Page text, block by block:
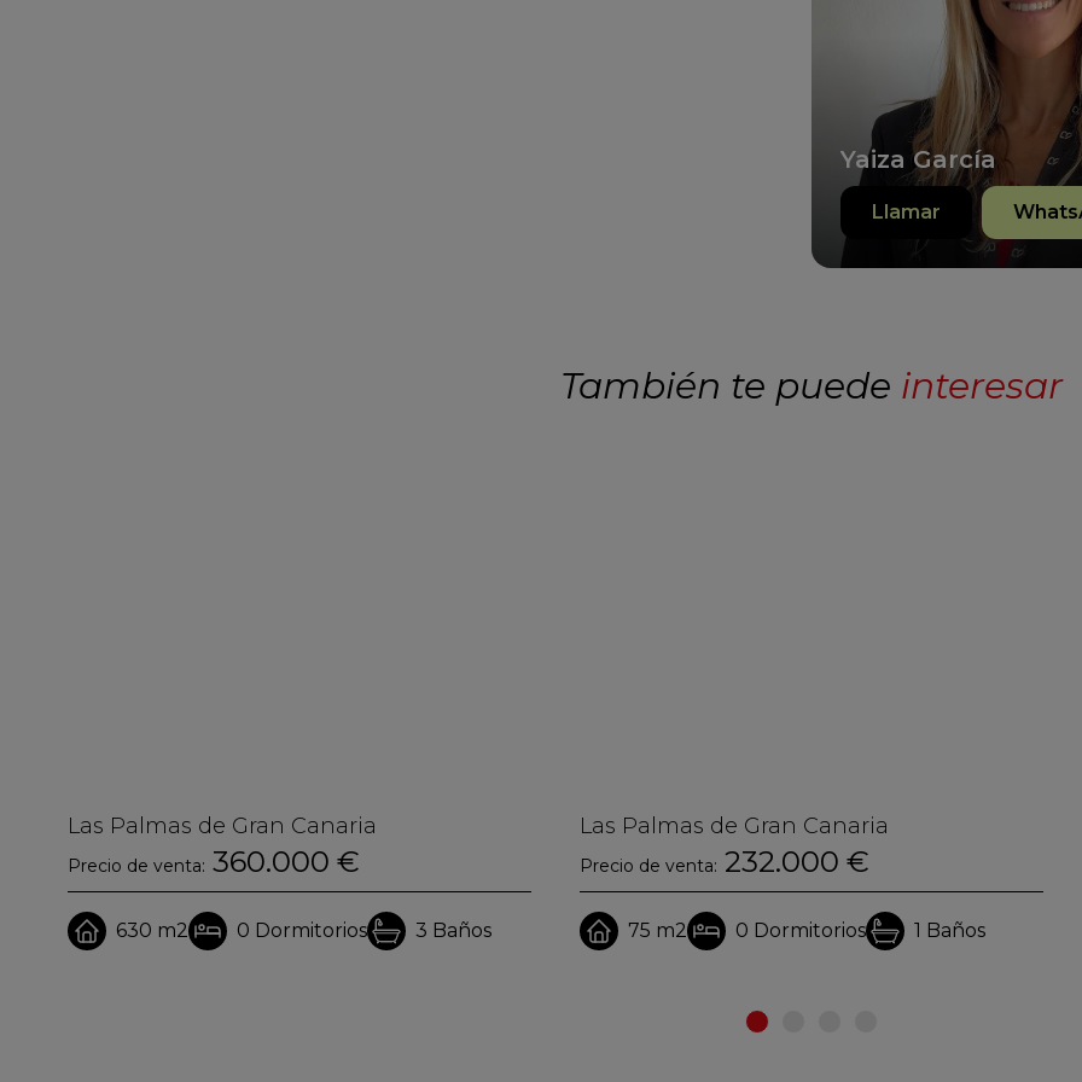
Yaiza García
Llamar
También te puede interesar
Las Palmas de Gran Canaria
Precio de venta: 360.000 €
630 m2 0 Dormitorios 3 Baños
Las Palmas de Gran Canaria
Precio de venta: 232.000 €
75 m2 0 Dormitorios 1 Baños